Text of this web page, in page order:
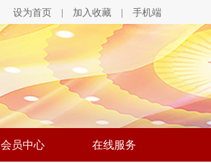
设为首页 加入收藏 手机端
会员中心 在线服务